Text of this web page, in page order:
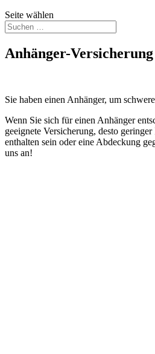
Seite wählen
Anhänger-Versicherung
Sie haben einen Anhänger, um
Wenn Sie sich für einen Anhänger
geeignete Versicherung, desto
enthalten sein oder eine Abdeckung
uns an!